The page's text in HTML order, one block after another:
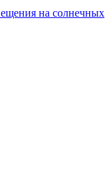
на солнечных